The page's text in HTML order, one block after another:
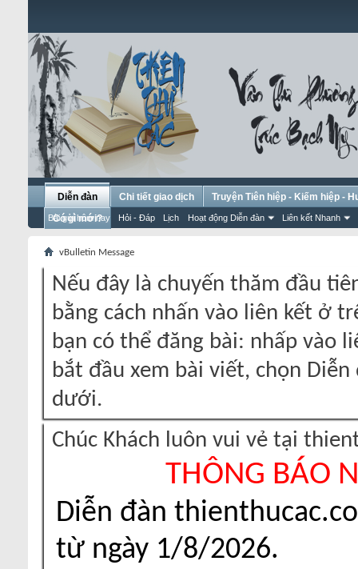
Diễn đàn
Bài gửi hôm nay Hỏi - Đáp Lịch Hoạt động Diễn đàn Liên kết Nhanh
Chi tiết giao dịch
Truyện Tiên hiệp - Kiếm hiệp -
Có gì mới?
vBulletin Message
Nếu đây là chuyến thăm đầu
bằng cách nhấn vào liên kết ở
bạn có thể đăng bài: nhấp vào
bắt đầu xem bài viết, chọn
dưới.
Chúc Khách luôn vui vẻ tại
THÔNG BÁO
Diễn đàn
từ ngày 1/8/2026.